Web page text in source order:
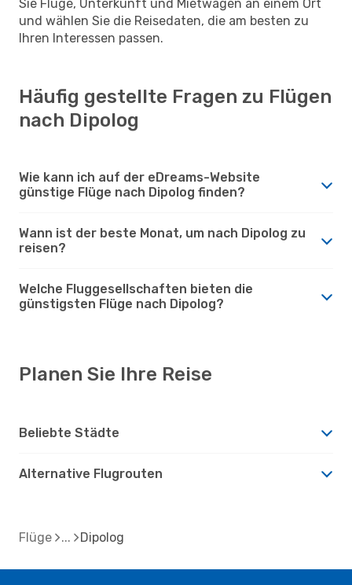
Sie Flüge, Unterkunft und Mietwagen an einem Ort
und wählen Sie die Reisedaten, die am besten zu
Ihren Interessen passen.
Häufig gestellte Fragen zu Flügen
nach Dipolog
Wie kann ich auf der eDreams-Website
günstige Flüge nach Dipolog finden?
Wann ist der beste Monat, um nach Dipolog zu
reisen?
Welche Fluggesellschaften bieten die
günstigsten Flüge nach Dipolog?
Planen Sie Ihre Reise
Beliebte Städte
Alternative Flugrouten
Flüge Dipolog